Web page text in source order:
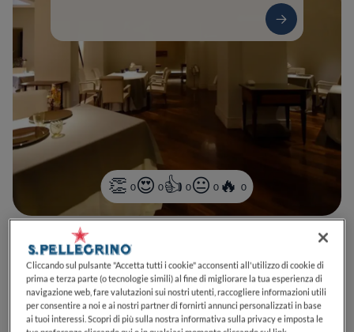
0 0 0 0 0
Vicolo dei Soldati, 3100186
CHIUSO ApreVenerdì,19:30-22:30 VEDI ORARI
PREZZO
Cliccando sul pulsante "Accetta tutti i cookie" acconsenti all'utilizzo di cookie di
prima e terza parte (o tecnologie simili) al fine di migliorare la tua esperienza di
navigazione web, fare valutazioni sui nostri utenti, raccogliere informazioni utili
per consentire a noi e ai nostri partner di fornirti annunci personalizzati in base
ai tuoi interessi. Scopri di più sulla nostra informativa sulla privacy e imposta le